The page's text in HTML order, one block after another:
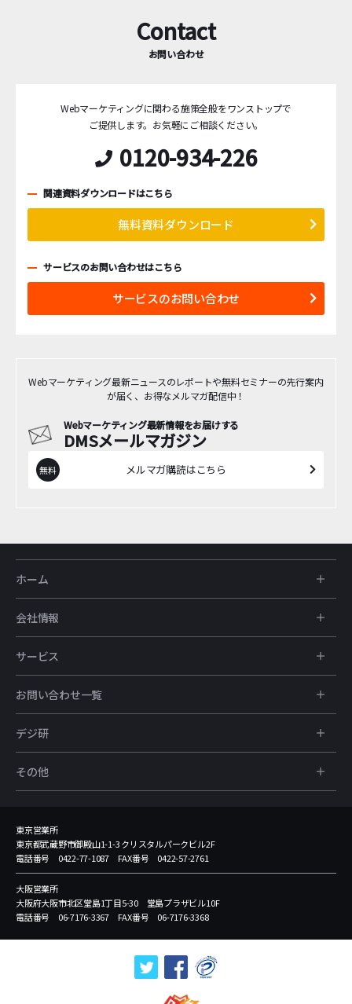
Contact
お問い合わせ
Webマーケティングに関わる施策全般をワンストップで
ご提供します。 お気軽にご相談ください。
0120-934-226
関連資料ダウンロードはこちら
無料資料ダウンロード
サービスのお問い合わせはこちら
サービスのお問い合わせ
Webマーケティング最新ニュースのレポートや無料セミナーの先行案内
が届く、お得なメルマガ配信中！
Webマーケティング最新情報をお届けする
DMSメールマガジン
メルマガ購読はこちら
ホーム
会社情報
サービス
お問い合わせ一覧
デジ研
その他
東京営業所
東京都武蔵野市御殿山1-1-3 クリスタルパークビル2F
電話番号 0422-77-1087 FAX番号 0422-57-2761
大阪営業所
大阪府大阪市北区堂島1丁目5-30 堂島プラザビル10F
電話番号 06-7176-3367 FAX番号 06-7176-3368